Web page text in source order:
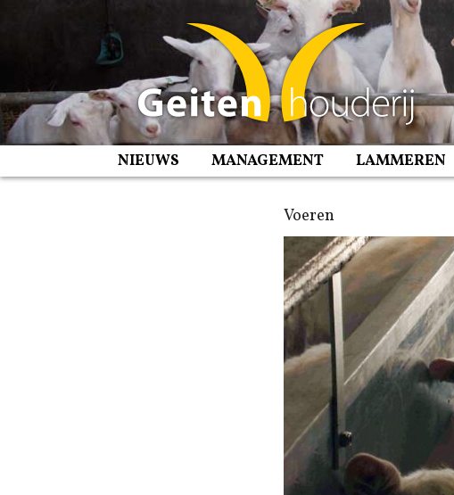
NIEUWS MANAGEMENT LAMMEREN
Voeren